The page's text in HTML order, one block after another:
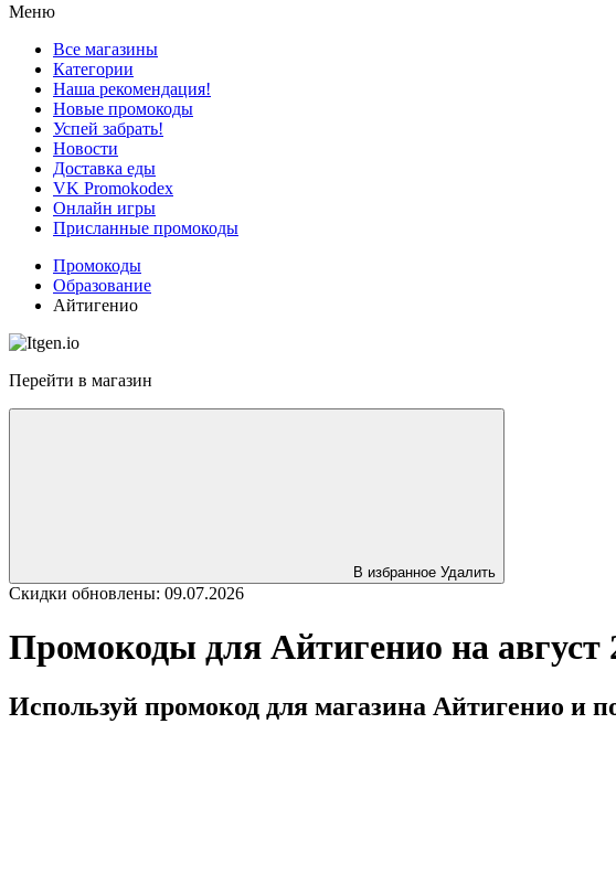
Меню
Все магазины
Категории
Наша рекомендация!
Новые промокоды
Успей забрать!
Новости
Доставка еды
VK Promokodex
Онлайн игры
Присланные промокоды
Промокоды
Образование
Айтигенио
Перейти в магазин
В избранное Удалить
Скидки обновлены: 09.07.2026
Промокоды для Айтигенио на август
Используй промокод для магазина Айтигенио и